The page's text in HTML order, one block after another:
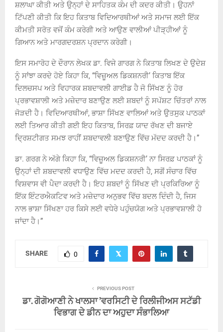
ਸ਼ਲਾਘਾ ਕੀਤੀ ਅਤੇ ਉਨ੍ਹਾਂ ਦੇ ਸਾਹਿਤਕ ਕੰਮ ਦੀ ਕਦਰ ਕੀਤੀ। ਉਹਨਾਂ
ਟਿੱਪਣੀ ਕੀਤੀ ਕਿ ਇਹ ਕਿਤਾਬ ਵਿਦਿਆਰਥੀਆਂ ਅਤੇ ਸਮਾਜ ਲਈ ਇੱਕ
ਕੀਮਤੀ ਸਰੋਤ ਵਜੋਂ ਕੰਮ ਕਰੇਗੀ ਅਤੇ ਆਉਣ ਵਾਲੀਆਂ ਪੀੜ੍ਹੀਆਂ ਨੂੰ
ਗਿਆਨ ਅਤੇ ਮਾਰਗਦਰਸ਼ਨ ਪ੍ਰਦਾਨ ਕਰੇਗੀ।
ਇਸ ਸਮਾਰੋਹ ਦੇ ਦੌਰਾਨ ਲੇਖਕ ਡਾ. ਵਿਜੇ ਗਾਰਗ ਨੇ ਕਿਤਾਬ ਲਿਖਣ ਦੇ ਉਦੇਸ਼
ਨੂੰ ਸਾਂਝਾ ਕਰਦੇ ਹੋਏ ਕਿਹਾ ਕਿ, “ਵਿਜ਼ੂਅਲ ਡਿਕਸ਼ਨਰੀ’ ਕਿਤਾਬ ਇੱਕ
ਦਿਲਚਸਪ ਅਤੇ ਵਿਹਾਰਕ ਸ਼ਬਦਾਵਲੀ ਗਾਈਡ ਹੈ ਜੋ ਸਿੱਖਣ ਨੂੰ ਹੋਰ
ਪ੍ਰਭਾਵਸ਼ਾਲੀ ਅਤੇ ਮਜ਼ੇਦਾਰ ਬਣਾਉਣ ਲਈ ਸ਼ਬਦਾਂ ਨੂੰ ਸਪੱਸ਼ਟ ਚਿੱਤਰਾਂ ਨਾਲ
ਜੋੜਦੀ ਹੈ। ਵਿਦਿਆਰਥੀਆਂ, ਭਾਸ਼ਾ ਸਿੱਖਣ ਵਾਲਿਆਂ ਅਤੇ ਉਤਸੁਕ ਪਾਠਕਾਂ
ਲਈ ਤਿਆਰ ਕੀਤੀ ਗਈ ਇਹ ਕਿਤਾਬ, ਸਿਰਫ਼ ਯਾਦ ਰੱਖਣ ਦੀ ਬਜਾਏ
ਦ੍ਰਿਸ਼ਟੀਗਤ ਸਮਝ ਰਾਹੀਂ ਸ਼ਬਦਾਵਲੀ ਬਣਾਉਣ ਵਿੱਚ ਮੱਦਦ ਕਰਦੀ ਹੈ।”
ਡਾ. ਗਰਗ ਨੇ ਅੱਗੇ ਕਿਹਾ ਕਿ, “ਵਿਜ਼ੂਅਲ ਡਿਕਸ਼ਨਰੀ’ ਨਾ ਸਿਰਫ਼ ਪਾਠਕਾਂ ਨੂੰ
ਉਨ੍ਹਾਂ ਦੀ ਸ਼ਬਦਾਵਲੀ ਵਧਾਉਣ ਵਿੱਚ ਮਦਦ ਕਰਦੀ ਹੈ, ਸਗੋਂ ਸੰਚਾਰ ਵਿੱਚ
ਵਿਸ਼ਵਾਸ ਵੀ ਪੈਦਾ ਕਰਦੀ ਹੈ। ਇਹ ਸ਼ਬਦਾਂ ਨੂੰ ਸਿੱਖਣ ਦੀ ਪ੍ਰਕਿਰਿਆ ਨੂੰ
ਇੱਕ ਇੰਟਰਐਕਟਿਵ ਅਤੇ ਮਜ਼ੇਦਾਰ ਅਨੁਭਵ ਵਿੱਚ ਬਦਲ ਦਿੰਦੀ ਹੈ, ਜਿਸ
ਨਾਲ ਭਾਸ਼ਾ ਸਿੱਖਣਾ ਹਰ ਕਿਸੇ ਲਈ ਵਧੇਰੇ ਪਹੁੰਚਯੋਗ ਅਤੇ ਪ੍ਰਭਾਵਸ਼ਾਲੀ ਹੋ
ਜਾਂਦਾ ਹੈ।”
SHARE 0
PREVIOUS POST
ਡਾ. ਗੋਗੋਆਣੀ ਨੇ ਖਾਲਸਾ ’ਵਰਸਿਟੀ ਦੇ ਰਿਲੀਜੀਅਸ ਸਟੱਡੀ
ਵਿਭਾਗ ਦੇ ਡੀਨ ਦਾ ਅਹੁਦਾ ਸੰਭਾਲਿਆ